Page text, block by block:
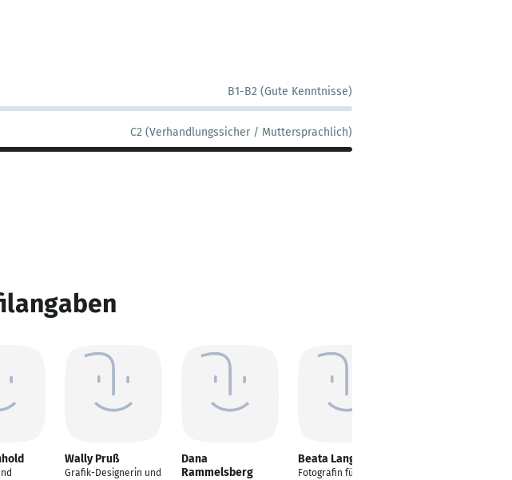
B1-B2 (Gute Kenntnisse)
C2 (Verhandlungssicher / Muttersprachlich)
Wally Pruß
Grafik-Designerin und
Dana
Rammelsberg
Beata Lange
Fotografin für visuelle